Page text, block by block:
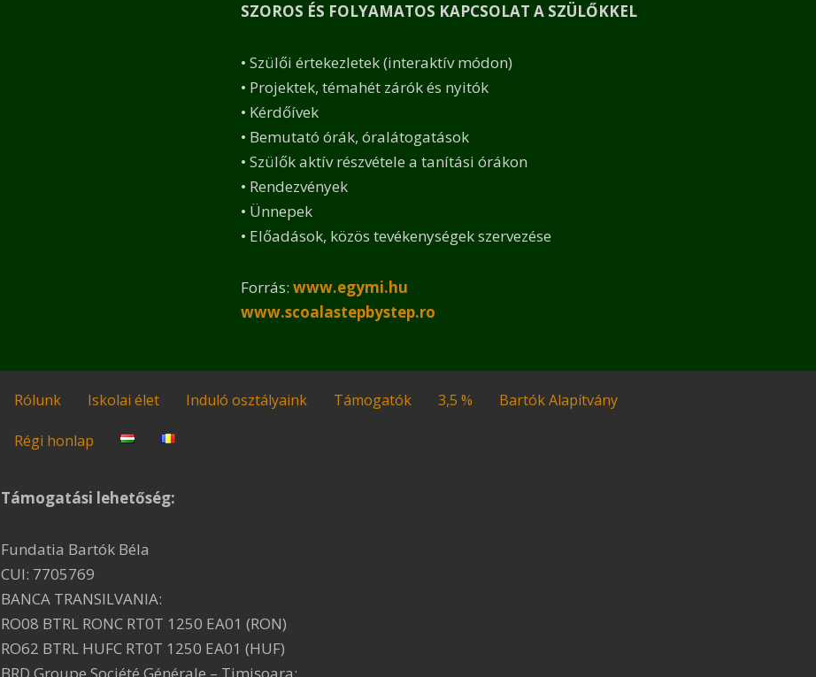
SZOROS ÉS FOLYAMATOS KAPCSOLAT A SZÜLŐKKEL
• Szülői értekezletek (interaktív módon)
• Projektek, témahét zárók és nyitók
• Kérdőívek
• Bemutató órák, óralátogatások
• Szülők aktív részvétele a tanítási órákon
• Rendezvények
• Ünnepek
• Előadások, közös tevékenységek szervezése
Forrás: www.egymi.hu
www.scoalastepbystep.ro
Rólunk Iskolai élet Induló osztályaink Támogatók 3,5 % Bartók Alapítvány
Régi honlap
Támogatási lehetőség:
Fundatia Bartók Béla
CUI: 7705769
BANCA TRANSILVANIA:
RO08 BTRL RONC RT0T 1250 EA01 (RON)
RO62 BTRL HUFC RT0T 1250 EA01 (HUF)
BRD Groupe Société Générale – Timişoara: